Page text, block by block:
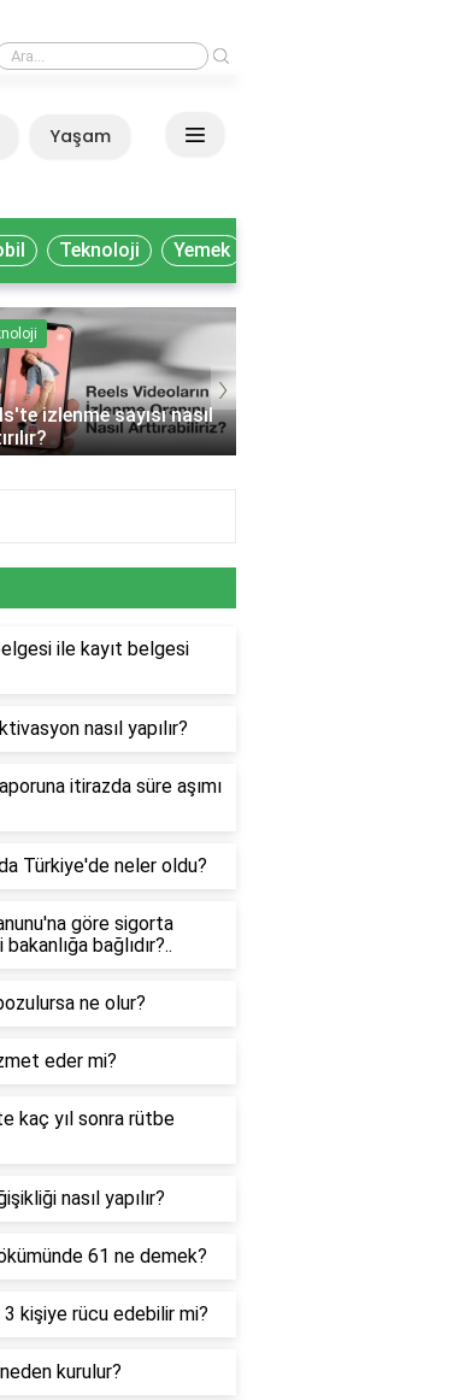
akademisyenler nasıl yararlanır?
Yaşam
Teknoloji Yemek
izlenme sayısı nasıl
›
ile kayıt belgesi
nasıl yapılır?
itirazda süre aşımı
Türkiye'de neler oldu?
göre sigorta
bağlıdır?..
ne olur?
eder mi?
kaç yıl sonra rütbe
nasıl yapılır?
61 ne demek?
kişiye rücu edebilir mi?
kurulur?